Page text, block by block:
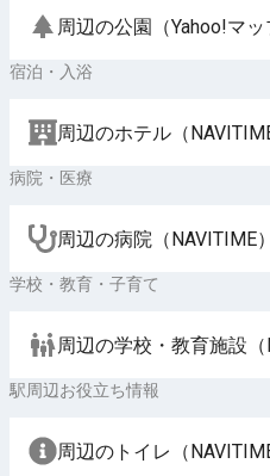
周辺の公園（Yahoo!マッ
宿泊・入浴
周辺のホテル（NAVITIME
病院・医療
周辺の病院（NAVITIME）
学校・教育・子育て
周辺の学校・教育施設（
駅周辺お役立ち情報
周辺のトイレ（NAVITIME